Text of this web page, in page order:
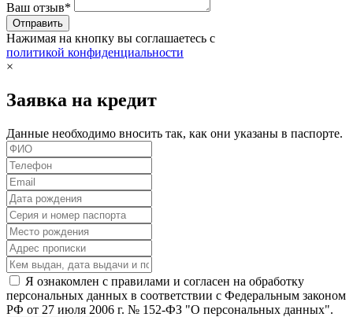
Ваш отзыв*
Нажимая на кнопку вы соглашаетесь с
политикой конфиденциальности
×
Заявка на кредит
Данные необходимо вносить так, как они указаны в паспорте.
Я ознакомлен с правилами и согласен на обработку
персональных данных в соответствии с Федеральным законом
РФ от 27 июля 2006 г. № 152-ФЗ "О персональных данных".